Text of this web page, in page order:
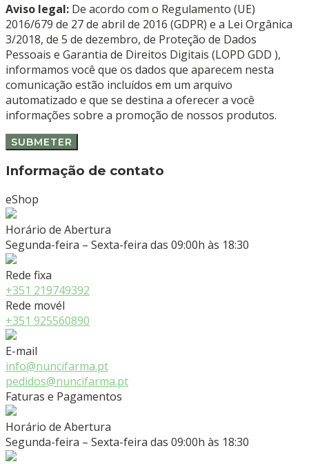
Aviso legal: De acordo com o Regulamento (UE)
2016/679 de 27 de abril de 2016 (GDPR) e a Lei Orgânica
3/2018, de 5 de dezembro, de Proteção de Dados
Pessoais e Garantia de Direitos Digitais (LOPD GDD ),
informamos você que os dados que aparecem nesta
comunicação estão incluídos em um arquivo
automatizado e que se destina a oferecer a você
informações sobre a promoção de nossos produtos.
Informação de contato
eShop
Horário de Abertura
Segunda-feira – Sexta-feira das 09:00h às 18:30
Rede fixa
+351 219749392
Rede movél
+351 925560890
E-mail
info@nuncifarma.pt
pedidos@nuncifarma.pt
Faturas e Pagamentos
Horário de Abertura
Segunda-feira – Sexta-feira das 09:00h às 18:30